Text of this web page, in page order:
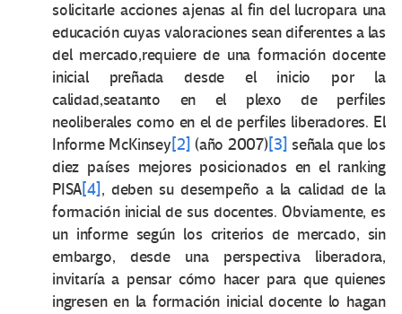
solicitarle acciones ajenas al fin del lucropara una
educación cuyas valoraciones sean diferentes a las
del mercado,requiere de una formación docente
inicial preñada desde el inicio por la
calidad,seatanto en el plexo de perfiles
neoliberales como en el de perfiles liberadores. El
Informe McKinsey[2] (año 2007)[3] señala que los
diez países mejores posicionados en el ranking
PISA[4], deben su desempeño a la calidad de la
formación inicial de sus docentes. Obviamente, es
un informe según los criterios de mercado, sin
embargo, desde una perspectiva liberadora,
invitaría a pensar cómo hacer para que quienes
ingresen en la formación inicial docente lo hagan